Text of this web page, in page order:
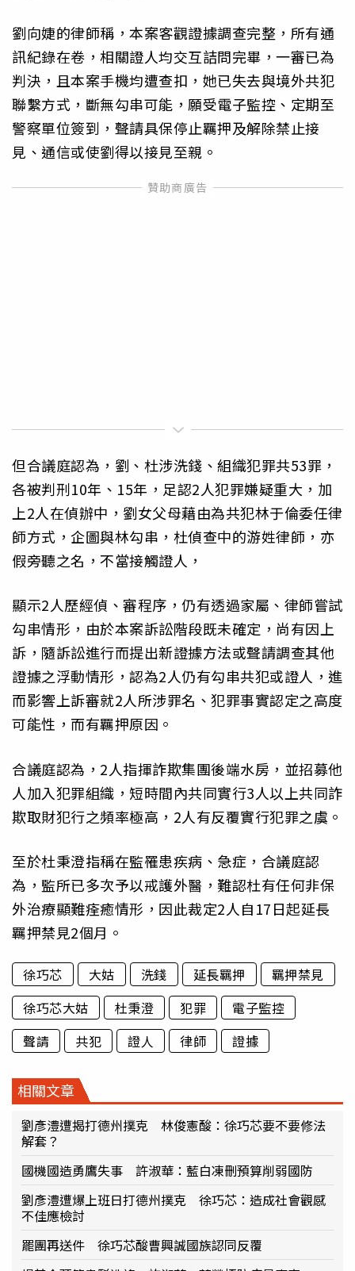
劉向婕的律師稱，本案客觀證據調查完整，所有通
訊紀錄在卷，相關證人均交互詰問完畢，一審已為
判決，且本案手機均遭查扣，她已失去與境外共犯
聯繫方式，斷無勾串可能，願受電子監控、定期至
警察單位簽到，聲請具保停止羈押及解除禁止接
見、通信或使劉得以接見至親。
但合議庭認為，劉、杜涉洗錢、組織犯罪共53罪，
各被判刑10年、15年，足認2人犯罪嫌疑重大，加
上2人在偵辦中，劉女父母藉由為共犯林于倫委任律
師方式，企圖與林勾串，杜偵查中的游姓律師，亦
假旁聽之名，不當接觸證人，
顯示2人歷經偵、審程序，仍有透過家屬、律師嘗試
勾串情形，由於本案訴訟階段既未確定，尚有因上
訴，隨訴訟進行而提出新證據方法或聲請調查其他
證據之浮動情形，認為2人仍有勾串共犯或證人，進
而影響上訴審就2人所涉罪名、犯罪事實認定之高度
可能性，而有羈押原因。
合議庭認為，2人指揮詐欺集團後端水房，並招募他
人加入犯罪組織，短時間內共同實行3人以上共同詐
欺取財犯行之頻率極高，2人有反覆實行犯罪之虞。
至於杜秉澄指稱在監罹患疾病、急症，合議庭認
為，監所已多次予以戒護外醫，難認杜有任何非保
外治療顯難痊癒情形，因此裁定2人自17日起延長
羈押禁見2個月。
徐巧芯 大姑 洗錢 延長羈押
羈押禁見
徐巧芯大姑
杜秉澄 犯罪
電子監控
聲請
共犯 證人 律師 證據
相關文章
劉彥澧遭揭打德州撲克 林俊憲酸：徐巧芯要不要修法
解套？
國機國造勇鷹失事 許淑華：藍白凍刪預算削弱國防
劉彥澧遭爆上班日打德州撲克 徐巧芯：造成社會觀感
不佳應檢討
罷團再送件 徐巧芯酸曹興誠國族認同反覆